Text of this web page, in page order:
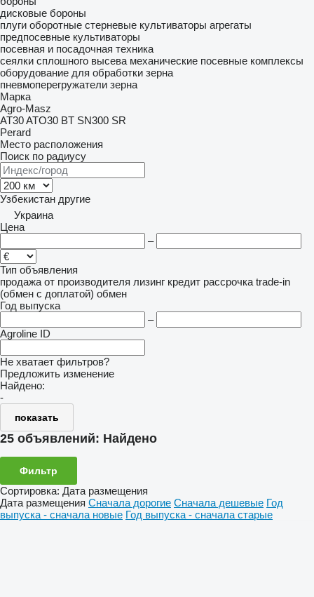
дисковые бороны
плуги оборотные стерневые культиваторы агрегаты
предпосевные культиваторы
посевная и посадочная техника
сеялки сплошного высева механические посевные комплексы
оборудование для обработки зерна
пневмоперегружатели зерна
Марка
Agro-Masz
AT30ATO30 BT SN300 SR
Perard
Место расположения
Поиск по радиусу
Узбекистан другие
Украина
Цена
–
Тип объявления
продажа от производителя лизинг кредит рассрочка trade-in
(обмен с доплатой) обмен
Год выпуска
–
Agroline ID
Не хватает фильтров?
Предложить изменение
Найдено:
-
показать
25 объявлений: Найдено
Фильтр
Сортировка: Дата размещения
Дата размещения Сначала дорогие Сначала дешевые Год
выпуска - сначала новые Год выпуска - сначала старые